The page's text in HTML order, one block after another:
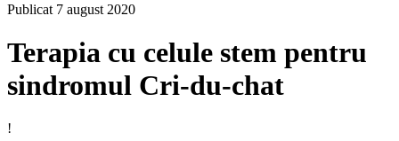
Publicat 7 august 2020
Terapia cu celule stem pentru
sindromul Cri-du-chat
!